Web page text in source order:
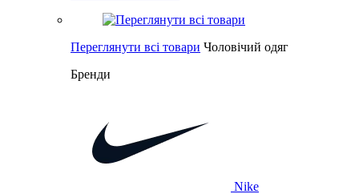
Переглянути всі товари Чоловічий одяг
Бренди
Nike